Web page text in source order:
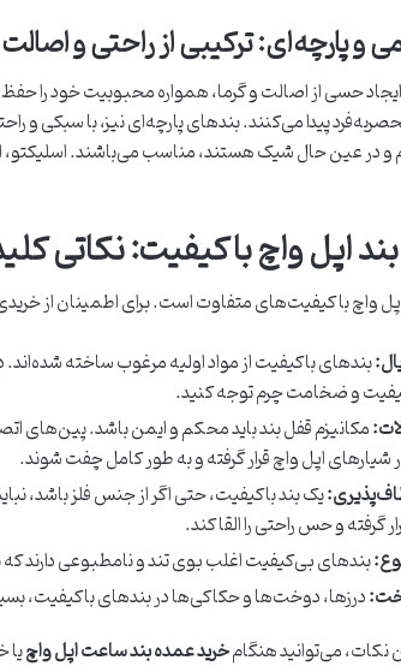
و پارچه‌ای: ترکیبی از راحتی و اصالت
حسی از اصالت و گرما، همواره محبوبیت خود را
پیدا می‌کنند. بندهای پارچه‌ای نیز، با سبکی و
و در عین حال شیک هستند، مناسب می‌باشند. اسلیکتو،
اپل واچ با کیفیت: نکاتی
اپل واچ با کیفیت‌های متفاوت است. برای اطمینان از
بندهای باکیفیت از مواد اولیه مرغوب ساخته
و ضخامت چرم توجه کنید.
مکانیزم قفل بند باید محکم و ایمن باشد. پین‌های
شیارهای اپل واچ قرار گرفته و به طور کامل چفت شوند.
یک بند باکیفیت، حتی اگر از جنس فلز باشد،
گرفته و حس راحتی را القا کند.
بندهای بی‌کیفیت اغلب بوی تند و نامطبوعی دارند
درزها، دوخت‌ها و حکاکی‌ها در بندهای باکیفیت،
نکات، می‌توانید هنگامخرید عمده بند ساعت اپل واچیا